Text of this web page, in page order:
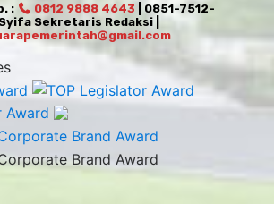
: 0812 9888 4643 | 0851-7512-
Sekretaris Redaksi |